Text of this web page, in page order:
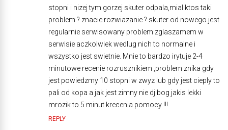
stopni i nizej tym gorzej skuter odpala,mial ktos taki
problem ? znacie rozwiazanie ? skuter od nowego jest
regularnie serwisowany problem zglaszamem w
serwisie aczkolwiek wedlug nich to normalne i
wszystko jest swietnie. Mnie to bardzo irytuje 2-4
minutowe recenie rozrusznikiem ,problem znika gdy
jest powiedzmy 10 stopni w zwyz lub gdy jest cieply to
pali od kopa a jak jest zimny nie dj bog jakis lekki
mrozik to 5 minut krecenia pomocy !!!
REPLY